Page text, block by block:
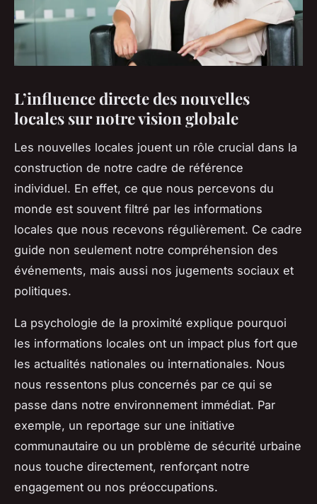
L’influence directe des nouvelles
locales sur notre vision globale
Les nouvelles locales jouent un rôle crucial dans la
construction de notre cadre de référence
individuel. En effet, ce que nous percevons du
monde est souvent filtré par les informations
locales que nous recevons régulièrement. Ce cadre
guide non seulement notre compréhension des
événements, mais aussi nos jugements sociaux et
politiques.
La psychologie de la proximité explique pourquoi
les informations locales ont un impact plus fort que
les actualités nationales ou internationales. Nous
nous ressentons plus concernés par ce qui se
passe dans notre environnement immédiat. Par
exemple, un reportage sur une initiative
communautaire ou un problème de sécurité urbaine
nous touche directement, renforçant notre
engagement ou nos préoccupations.